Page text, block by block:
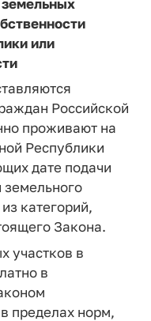
или
Российской
проживают на
Республики
дате подачи
земельного
категорий,
Закона.
участков в
в
пределах норм,